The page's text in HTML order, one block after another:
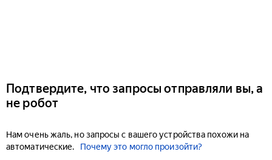
Подтвердите, что запросы отправляли вы, а
не робот
Нам очень жаль, но запросы с вашего устройства похожи на
автоматические.
Почему это могло произойти?